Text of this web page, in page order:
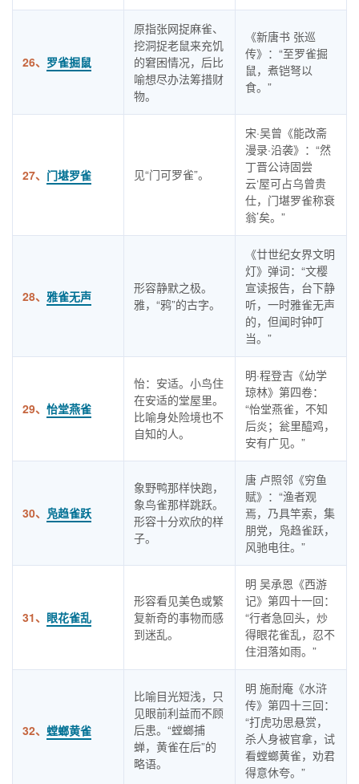
26、 罗雀掘鼠
原指张网捉麻雀、
挖洞捉老鼠来充饥
的窘困情况，后比
喻想尽办法筹措财
物。
《新唐书 张巡
传》：“至罗雀掘
鼠，煮铠弩以
食。”
27、 门堪罗雀 见“门可罗雀”。
宋·吴曾《能改斋
漫录·沿袭》：“然
丁晋公诗固尝
云‘屋可占乌曾贵
仕，门堪罗雀称衰
翁’矣。”
28、 雅雀无声
形容静默之极。
雅，“鸦”的古字。
《廿世纪女界文明
灯》弹词：“文樱
宣读报告，台下静
听，一时雅雀无声
的，但闻时钟叮
当。”
29、 怡堂燕雀
怡：安适。小鸟住
在安适的堂屋里。
比喻身处险境也不
自知的人。
明·程登吉《幼学
琼林》第四卷：
“怡堂燕雀，不知
后炎；瓮里醯鸡，
安有广见。”
30、 凫趋雀跃
象野鸭那样快跑，
象鸟雀那样跳跃。
形容十分欢欣的样
子。
唐 卢照邻《穷鱼
赋》：“渔者观
焉，乃具竿索，集
朋党，凫趋雀跃，
风驰电往。”
31、 眼花雀乱
形容看见美色或繁
复新奇的事物而感
到迷乱。
明 吴承恩《西游
记》第四十一回：
“行者急回头，炒
得眼花雀乱，忍不
住泪落如雨。”
32、 螳螂黄雀
比喻目光短浅，只
见眼前利益而不顾
后患。“螳螂捕
蝉，黄雀在后”的
略语。
明 施耐庵《水浒
传》第四十三回：
“打虎功思悬赏，
杀人身被官拿，试
看螳螂黄雀，劝君
得意休夸。”